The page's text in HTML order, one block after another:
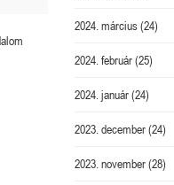
2024. március(24)
2024. február(25)
2024. január(24)
2023. december(24)
2023. november(28)